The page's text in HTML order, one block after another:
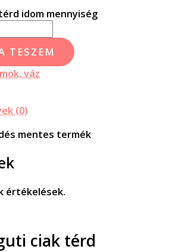
idom mennyiség
TESZEM
váz
(0)
mentes termék
értékelések.
ciak térd